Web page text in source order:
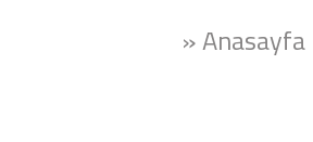
» Anasayfa